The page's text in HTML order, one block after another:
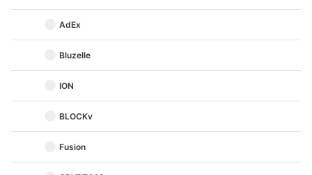
AdEx
Bluzelle
ION
BLOCKv
Fusion